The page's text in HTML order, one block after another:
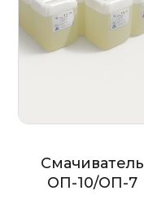
Смачиватель
ОП-10/ОП-7